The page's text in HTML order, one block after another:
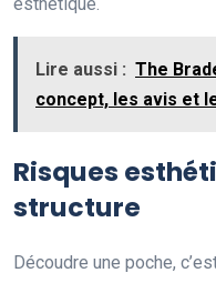
esthétique.
Lire aussi : The
concept, les avis et
Risques
structure
Découdre une poche,